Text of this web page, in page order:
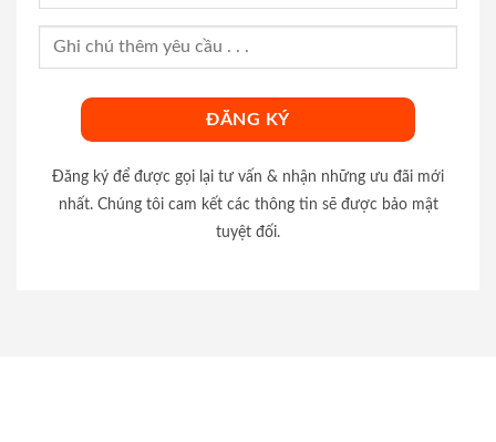
Đăng ký để được gọi lại tư vấn & nhận những ưu đãi mới
nhất. Chúng tôi cam kết các thông tin sẽ được bảo mật
tuyệt đối.